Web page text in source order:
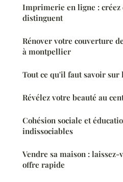
Imprimerie en ligne : créez
distinguent
Rénover votre couverture
à montpellier
Tout ce qu'il faut savoir sur
Révélez votre beauté au
Cohésion sociale et
indissociables
Vendre sa maison :
offre rapide